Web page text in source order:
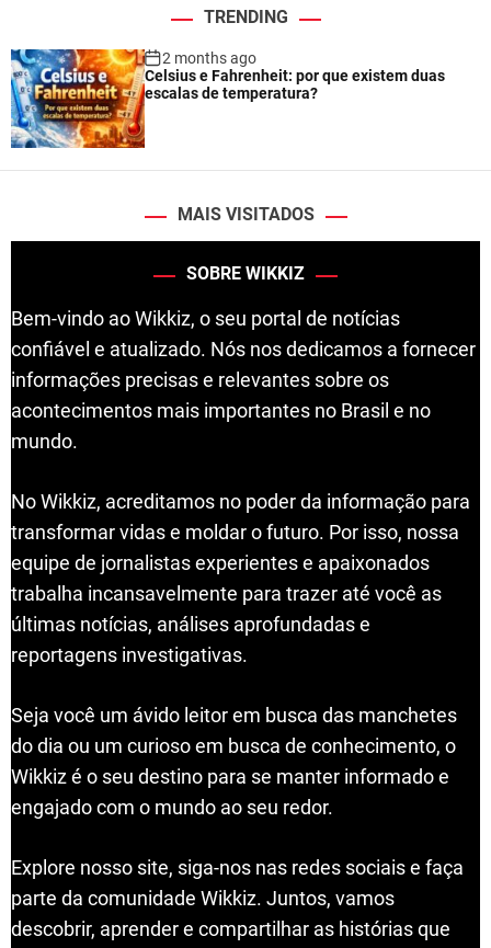
TRENDING
2 months ago
Celsius e Fahrenheit: por que existem duas
escalas de temperatura?
MAIS VISITADOS
SOBRE WIKKIZ
Bem-vindo ao Wikkiz, o seu portal de notícias
confiável e atualizado. Nós nos dedicamos a fornecer
informações precisas e relevantes sobre os
acontecimentos mais importantes no Brasil e no
mundo.
No Wikkiz, acreditamos no poder da informação para
transformar vidas e moldar o futuro. Por isso, nossa
equipe de jornalistas experientes e apaixonados
trabalha incansavelmente para trazer até você as
últimas notícias, análises aprofundadas e
reportagens investigativas.
Seja você um ávido leitor em busca das manchetes
do dia ou um curioso em busca de conhecimento, o
Wikkiz é o seu destino para se manter informado e
engajado com o mundo ao seu redor.
Explore nosso site, siga-nos nas redes sociais e faça
parte da comunidade Wikkiz. Juntos, vamos
descobrir, aprender e compartilhar as histórias que